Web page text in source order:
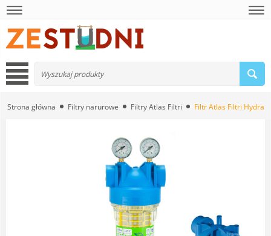
Strona główna Filtry narurowe Filtry Atlas Filtri Filtr Atlas Filtri Hydra